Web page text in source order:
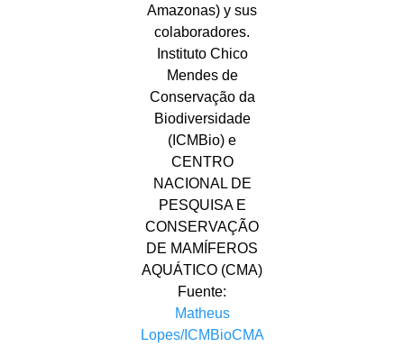
Amazonas) y sus
colaboradores.
Instituto Chico
Mendes de
Conservação da
Biodiversidade
(ICMBio) e
CENTRO
NACIONAL DE
PESQUISA E
CONSERVAÇÃO
DE MAMÍFEROS
AQUÁTICO (CMA)
Fuente:
Matheus
Lopes/ICMBioCMA